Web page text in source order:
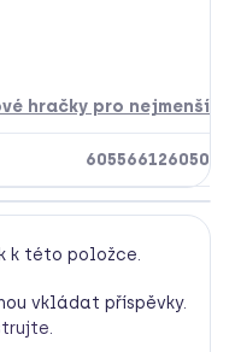
hračky pro nejmenší
605566126050
k této položce.
vkládat příspěvky.
.